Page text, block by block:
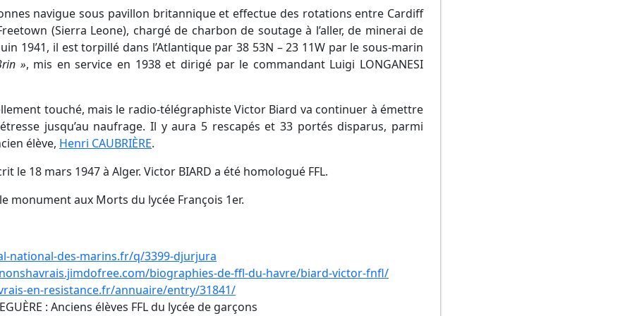
navigue sous pavillon britannique et effectue des rotations entre Cardiff
(Sierra Leone), chargé de charbon de soutage à l’aller, de minerai de
1941, il est torpillé dans l’Atlantique par 38 53N – 23 11W par le sous-marin
», mis en service en 1938 et dirigé par le commandant Luigi LONGANESI
touché, mais le radio-télégraphiste Victor Biard va continuer à émettre
jusqu’au naufrage. Il y aura 5 rescapés et 33 portés disparus, parmi
élève, Henri CAUBRIÈRE.
le 18 mars 1947 à Alger. Victor BIARD a été homologué FFL.
monument aux Morts du lycée François 1er.
national-des-marins.fr/q/3399-djurjura
biographies-de-ffl-du-havre/biard-victor-fnfl/
en-resistance.fr/annuaire/entry/31841/
: Anciens élèves FFL du lycée de garçons